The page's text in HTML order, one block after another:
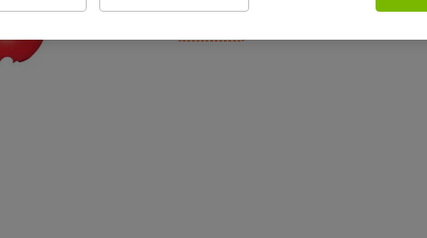
alimentação, higiene e acessórios.
Ver condições